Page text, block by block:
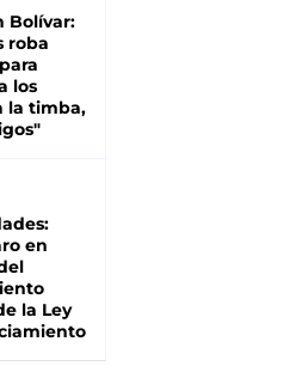
Bolívar:
roba
los
la timba,
en
la Ley